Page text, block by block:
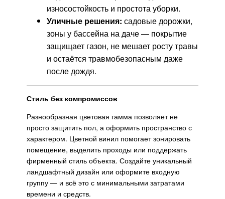
износостойкость и простота уборки.
Уличные решения: садовые дорожки,
зоны у бассейна на даче — покрытие
защищает газон, не мешает росту травы
и остаётся травмобезопасным даже
после дождя.
Стиль без компромиссов
Разнообразная цветовая гамма позволяет не
просто защитить пол, а оформить пространство с
характером. Цветной винил помогает зонировать
помещение, выделить проходы или поддержать
фирменный стиль объекта. Создайте уникальный
ландшафтный дизайн или оформите входную
группу — и всё это с минимальными затратами
времени и средств.